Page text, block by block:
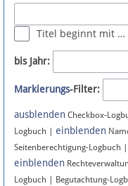
Newsletter
Bluesky
Facebook
Instagram
Titel beginnt mit …
bis Jahr:
Markierungs-Filter:
ausblenden Checkbox-
Logbuch | einblenden
Seitenberechtigung-Logbuch |
einblenden
Logbuch | Begutachtung-